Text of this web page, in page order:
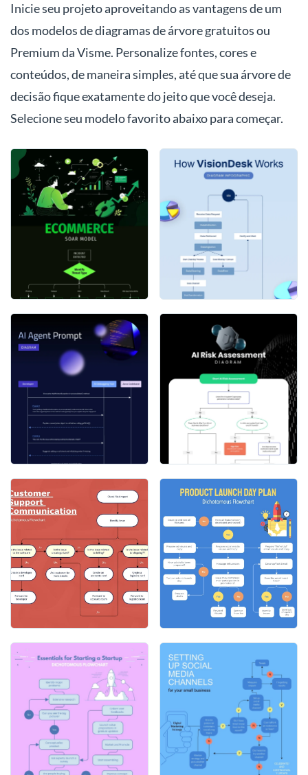
Inicie seu projeto aproveitando as vantagens de um
dos modelos de diagramas de árvore gratuitos ou
Premium da Visme. Personalize fontes, cores e
conteúdos, de maneira simples, até que sua árvore de
decisão fique exatamente do jeito que você deseja.
Selecione seu modelo favorito abaixo para começar.